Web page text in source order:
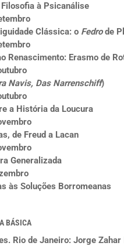
à Psicanálise
Clássica: o Fedrode
Renascimento: Erasmo de
Navis, Das Narrenschiff)
a História da Loucura
de Freud a Lacan
Generalizada
às Soluções Borromeanas
BÁSICA
Rio de Janeiro: Jorge Zahar